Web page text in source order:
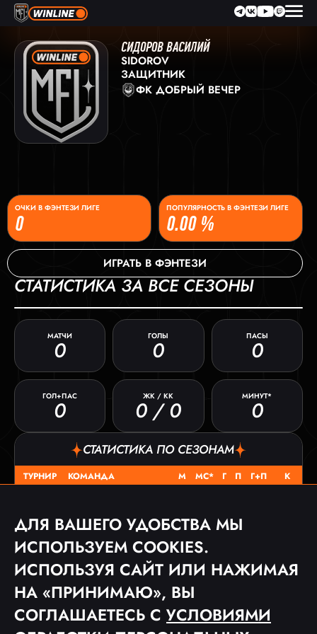
СИДОРОВ ВАСИЛИЙ
SIDOROV
ЗАЩИТНИК
ФК ДОБРЫЙ ВЕЧЕР
0
ОЧКИ В ФЭНТЕЗИ ЛИГЕ
0.00 %
ПОПУЛЯРНОСТЬ В ФЭНТЕЗИ ЛИГЕ
ИГРАТЬ В ФЭНТЕЗИ
СТАТИСТИКА ЗА ВСЕ СЕЗОНЫ
МАТЧИ
0
ГОЛЫ
0
ПАСЫ
0
ГОЛ+ПАС
0
ЖК / КК
0 / 0
МИНУТ*
0
СТАТИСТИКА ПО СЕЗОНАМ
ТУРНИР КОМАНДА М МС* Г П Г+П
К
МАТЧИ
ТУРНИР
ДЛЯ ВАШЕГО УДОБСТВА МЫ
ИСПОЛЬЗУЕМ COOKIES.
ИСПОЛЬЗУЯ САЙТ ИЛИ НАЖИМАЯ
НА «ПРИНИМАЮ», ВЫ
СОГЛАШАЕТЕСЬ С УСЛОВИЯМИ